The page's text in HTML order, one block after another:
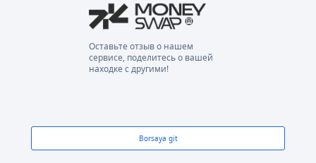
Оставьте отзыв о нашем
сервисе, поделитесь о вашей
находке с другими!
Borsaya git